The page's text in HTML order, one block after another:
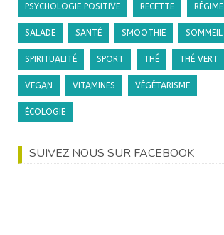
PSYCHOLOGIE POSITIVE RECETTE RÉGIME
SALADE SANTÉ SMOOTHIE SOMMEIL
SPIRITUALITÉ SPORT THÉ THÉ VERT
VEGAN VITAMINES VÉGÉTARISME
ÉCOLOGIE
SUIVEZ NOUS SUR FACEBOOK